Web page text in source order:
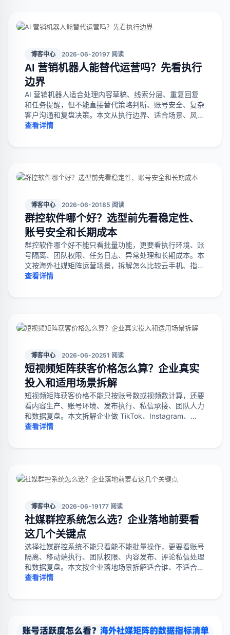
博客中心 2026-06-20197 阅读
AI 营销机器人能替代运营吗？先看执行
边界
AI 营销机器人适合处理内容草稿、线索分层、重复回复
和任务提醒，但不能直接替代策略判断、账号安全、复杂
客户沟通和复盘决策。本文从执行边界、适合场景、风险
误区和试点方法拆解怎么选。
查看详情
博客中心 2026-06-20185 阅读
群控软件哪个好？选型前先看稳定性、
账号安全和长期成本
群控软件哪个好不能只看批量功能，更要看执行环境、账
号隔离、团队权限、任务日志、异常处理和长期成本。本
文按海外社媒矩阵运营场景，拆解怎么比较云手机、指纹
浏览器和社媒群控系统。
查看详情
博客中心 2026-06-20251 阅读
短视频矩阵获客价格怎么算？企业真实
投入和适用场景拆解
短视频矩阵获客价格不能只按账号数或视频数计算，还要
看内容生产、账号环境、发布执行、私信承接、团队人力
和数据复盘。本文拆解企业做 TikTok、Instagram、
Facebook 矩阵获客时的真实成本结构和适用场景。
查看详情
博客中心 2026-06-19177 阅读
社媒群控系统怎么选？企业落地前要看
这几个关键点
选择社媒群控系统不能只看能不能批量操作，更要看账号
隔离、移动端执行、团队权限、内容发布、评论私信处理
和数据复盘。本文按企业落地场景拆解适合谁、不适合
谁、怎么试点和哪些坑要避开。
查看详情